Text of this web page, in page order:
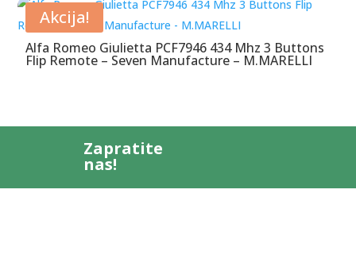
Akcija!
Alfa Romeo Giulietta PCF7946 434 Mhz 3 Buttons
Flip Remote – Seven Manufacture – M.MARELLI
Zapratite
nas!